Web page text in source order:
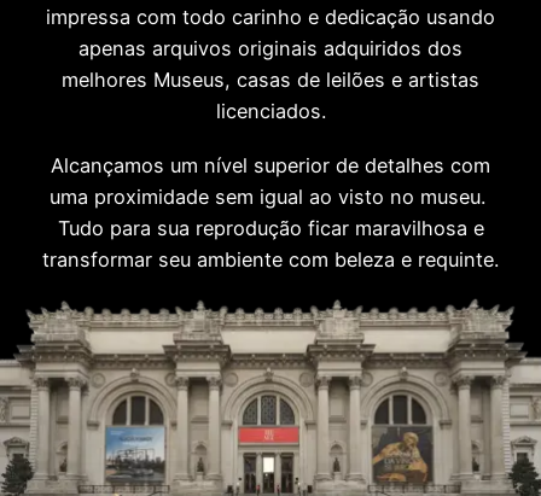
impressa com todo carinho e dedicação usando
apenas arquivos originais adquiridos dos
melhores Museus, casas de leilões e artistas
licenciados.
Alcançamos um nível superior de detalhes com
uma proximidade sem igual ao visto no museu.
Tudo para sua reprodução ficar maravilhosa e
transformar seu ambiente com beleza e requinte.